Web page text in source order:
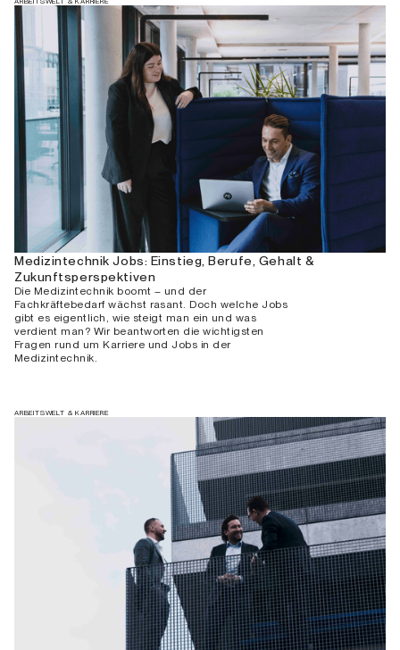
Medizintechnik Jobs: Einstieg, Berufe, Gehalt &
Zukunftsperspektiven
Die Medizintechnik boomt – und der
Fachkräftebedarf wächst rasant. Doch welche Jobs
gibt es eigentlich, wie steigt man ein und was
verdient man? Wir beantworten die wichtigsten
Fragen rund um Karriere und Jobs in der
Medizintechnik.
ARBEITSWELT & KARRIERE